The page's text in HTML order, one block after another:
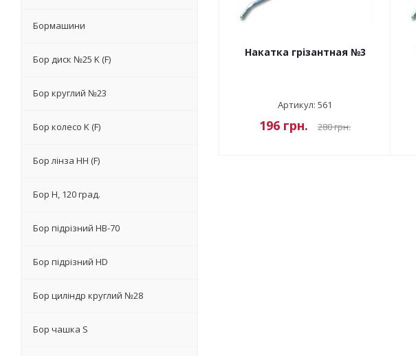
Накатка грізантная №3
Артикул: 561
196 грн. 280грн.
Бормашини
Бор диск №25 K (F)
Бор круглий №23
Бор колесо K (F)
Бор лінза НН (F)
Бор Н, 120 град.
Бор підрізний HB-70
Бор підрізний HD
Бор циліндр круглий №28
Бор чашка S